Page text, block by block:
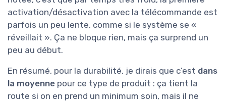
activation/désactivation avec la télécommande est
parfois un peu lente, comme si le système se «
réveillait ». Ça ne bloque rien, mais ça surprend un
peu au début.
En résumé, pour la durabilité, je dirais que c’est dans
la moyenne pour ce type de produit : ça tient la
route si on en prend un minimum soin, mais il ne